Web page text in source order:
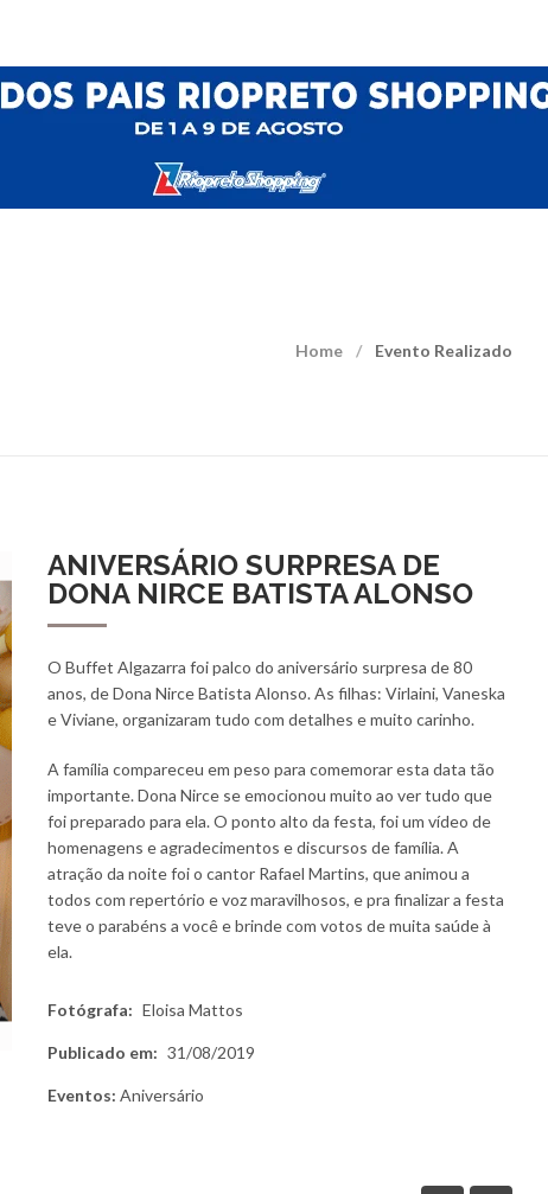
Home Evento Realizado
ANIVERSÁRIO SURPRESA DE
DONA NIRCE BATISTA ALONSO
O Buffet Algazarra foi palco do aniversário surpresa de 80
anos, de Dona Nirce Batista Alonso. As filhas: Virlaini, Vaneska
e Viviane, organizaram tudo com detalhes e muito carinho.
A família compareceu em peso para comemorar esta data tão
importante. Dona Nirce se emocionou muito ao ver tudo que
foi preparado para ela. O ponto alto da festa, foi um vídeo de
homenagens e agradecimentos e discursos de família. A
atração da noite foi o cantor Rafael Martins, que animou a
todos com repertório e voz maravilhosos, e pra finalizar a festa
teve o parabéns a você e brinde com votos de muita saúde à
ela.
Fotógrafa: Eloisa Mattos
Publicado em: 31/08/2019
Eventos: Aniversário